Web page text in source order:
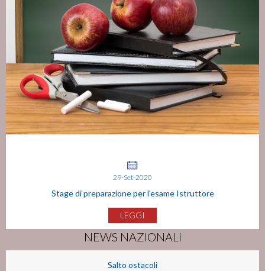
29-Set-2020
Stage di preparazione per l'esame Istruttore
LEGGI
NEWS NAZIONALI
Salto ostacoli